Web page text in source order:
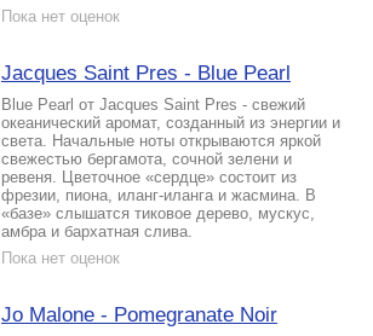
Пока нет оценок
Jacques Saint Pres - Blue Pearl
Blue Pearl от Jacques Saint Pres - свежий
океанический аромат, созданный из энергии и
света. Начальные ноты открываются яркой
свежестью бергамота, сочной зелени и
ревеня. Цветочное «сердце» состоит из
фрезии, пиона, иланг-иланга и жасмина. В
«базе» слышатся тиковое дерево, мускус,
амбра и бархатная слива.
Пока нет оценок
Jo Malone - Pomegranate Noir